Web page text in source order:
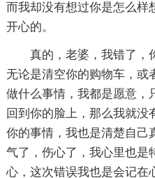
而我却没有想过你是怎么样
开心的。
真的，老婆，我错了，
无论是清空你的购物车，或
做什么事情，我都是愿意，
回到你的脸上，那么我就没
你的事情，我也是清楚自己
气了，伤心了，我心里也是
心，这次错误我也是会记在